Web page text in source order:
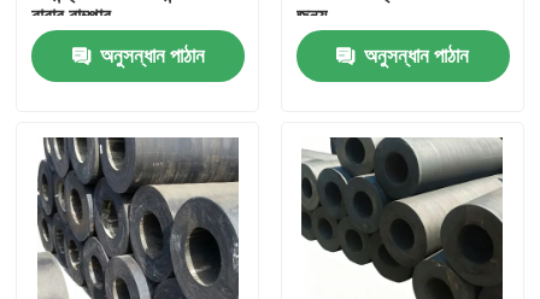
পণ্য
ভিডিও
রাবার বাম্পার
অনুসন্ধান পাঠান
জন্য
অনুসন্ধান পাঠান